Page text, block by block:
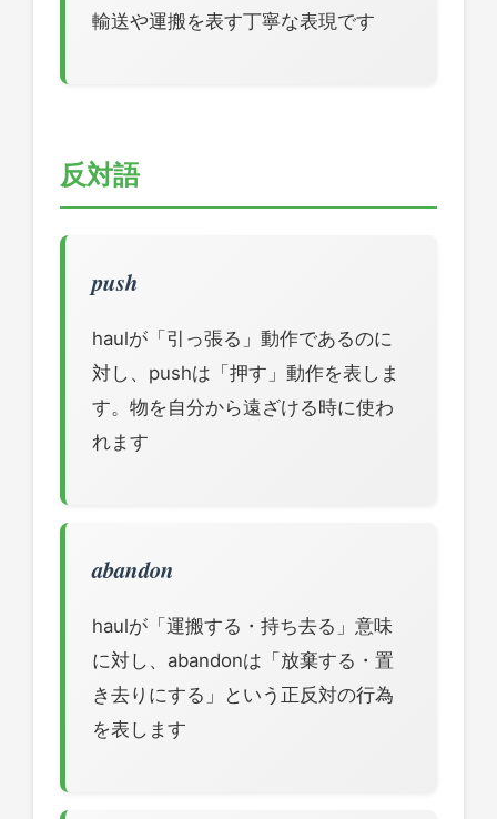
輸送や運搬を表す丁寧な表現です
反対語
push
haulが「引っ張る」動作であるのに
対し、pushは「押す」動作を表しま
す。物を自分から遠ざける時に使わ
れます
abandon
haulが「運搬する・持ち去る」意味
に対し、abandonは「放棄する・置
き去りにする」という正反対の行為
を表します